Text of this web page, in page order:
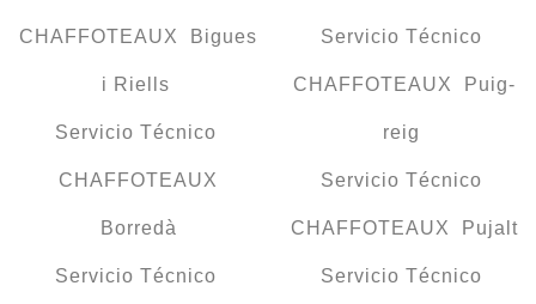
CHAFFOTEAUX Bigues
i Riells
Servicio Técnico
CHAFFOTEAUX
Borredà
Servicio Técnico
Servicio Técnico
CHAFFOTEAUX Puig-
reig
Servicio Técnico
CHAFFOTEAUX Pujalt
Servicio Técnico